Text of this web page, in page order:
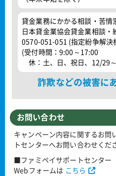
貸金業務にかかる相談・苦情
日本貸金業協会貸金業相談・
0570-051-051 (指定紛争解決
(受付時間：9:00～17:00
休：土、日、祝日、12/29
詐欺などの被害に
お問い合わせ
キャンペーン内容に関するお問
トセンターへお問い合わせくだ
■ファミペイサポートセンター
Webフォームは こちら